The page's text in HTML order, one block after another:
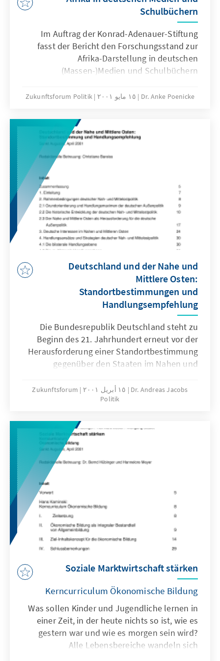
und vorschnelle Urteile ihren Ausgang
bestimmen.
Schulbüchern
Im Auftrag der Konrad-Adenauer-Stiftung
fasst der Bericht den Forschungsstand zur
Afrika-Darstellung in deutschen
(Massen-)Medien und Schulbüchern
möglichst zeitnaher Darstellungsstrukturen,
"Afrika" wird hier ohne Mittelmeeranrainer
und Diaspora behandelt. Ziel ist es, die
heutige Darstellung Afrikas, der
Afrikanerinnen und Afrikaner, zu
charakterisieren. Daraus ergeben sich auch
Dr. Anke Poenicke ١٥ مايو ٢٠٠١ Zukunftsforum Politik
Deutschland und der Nahe und
Mittlere Osten:
Standortbestimmungen und
Handlungsempfehlung
Die Bundesrepublik Deutschland steht zu
Beginn des 21. Jahrhundert erneut vor der
Herausforderung einer Standortbestimmung
gegenüber den Staaten im Nahen und
sich aus der Weiterentwicklung des
europäischen Integrationsprozesses, aber
wirtschaftlichen und gesellschaftlichen
Ereignissen in der Region. Eine solche
Standortbestimmung kann allerdings nur auf
der Grundlage einer Berücksichtigung der
Dr. Andreas Jacobs ١٥ أبريل ٢٠٠١
Zukunftsforum
Politik
Soziale Marktwirtschaft stärken
Kerncurriculum Ökonomische Bildung
Was sollen Kinder und Jugendliche lernen in
einer Zeit, in der heute nichts so ist, wie es
gestern war und wie es morgen sein wird?
Alle Lebensbereiche wandeln sich